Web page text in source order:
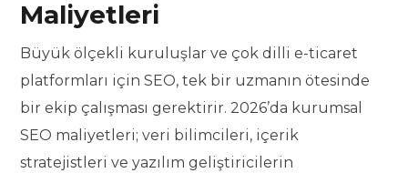
Maliyetleri
Büyük ölçekli kuruluşlar ve çok dilli e-ticaret
platformları için SEO, tek bir uzmanın ötesinde
bir ekip çalışması gerektirir. 2026’da kurumsal
SEO maliyetleri; veri bilimcileri, içerik
stratejistleri ve yazılım geliştiricilerin